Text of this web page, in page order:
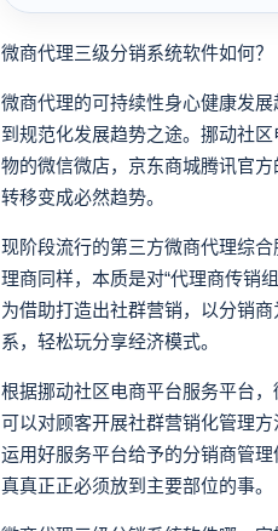
微商代理三级分销系统软件如何？
微商代理的可持续性身心健康发
到规范化发展趋势之途。挪动社
物的微信微店，京东商城腾讯官
转移变成必然趋势。
现阶段流行的第三方微商代理综
理商同样，本质是对“代理商传销
为借助打造出社群营销，以分销
系，轻松玩分享经济模式。
根据挪动社区电商平台服务平台
可以对顾客开展社群营销化管理
运用好服务平台给予的分销商管
真真正正必须放到主要部位的事。